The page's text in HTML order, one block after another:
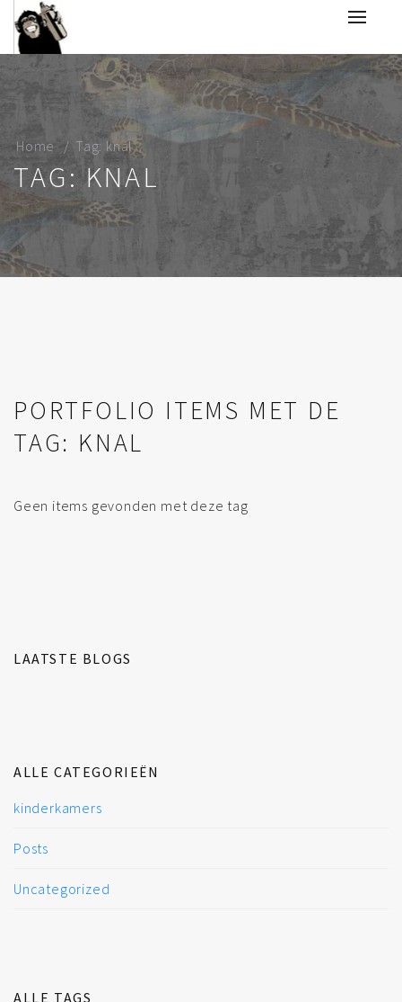
Home Tag: knal
TAG: KNAL
PORTFOLIO ITEMS MET DE
TAG: KNAL
Geen items gevonden met deze tag
LAATSTE BLOGS
ALLE CATEGORIEËN
kinderkamers
Posts
Uncategorized
ALLE TAGS